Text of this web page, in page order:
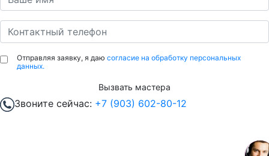
Отправляя заявку, я даю согласие на обработку персональных
данных.
Вызвать мастера
Звоните сейчас: +7 (903) 602-80-12